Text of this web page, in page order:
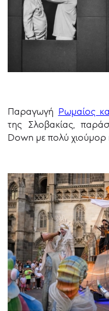
Παραγωγή Ρωμαίος
της Σλοβακίας,
Down με πολύ χιούμορ